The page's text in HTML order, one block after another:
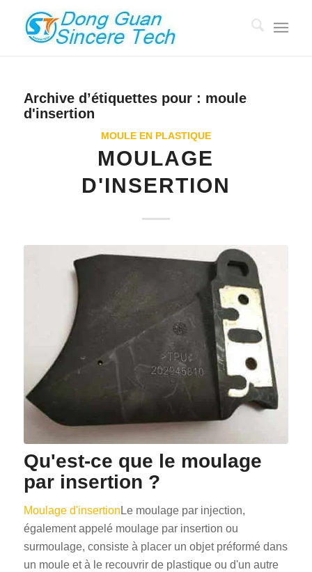
Archive d’étiquettes pour : moule
d'insertion
MOULE EN PLASTIQUE
MOULAGE
D'INSERTION
Qu'est-ce que le moulage
par insertion ?
Moulage d'insertion Le moulage par injection,
également appelé moulage par insertion ou
surmoulage, consiste à placer un objet préformé dans
un moule et à le recouvrir de plastique ou d'un autre